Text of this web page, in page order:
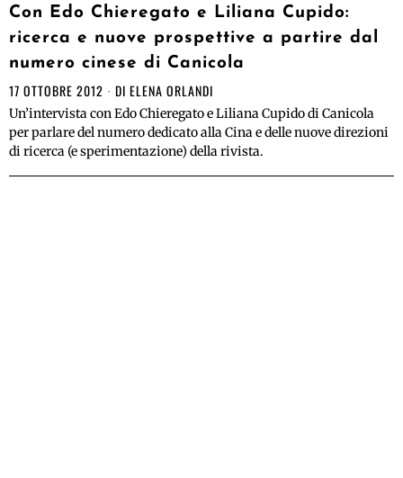
Con Edo Chieregato e Liliana Cupido:
ricerca e nuove prospettive a partire dal
numero cinese di Canicola
17 OTTOBRE 2012 DI ELENA ORLANDI
Un’intervista con Edo Chieregato e Liliana Cupido di Canicola
per parlare del numero dedicato alla Cina e delle nuove direzioni
di ricerca (e sperimentazione) della rivista.